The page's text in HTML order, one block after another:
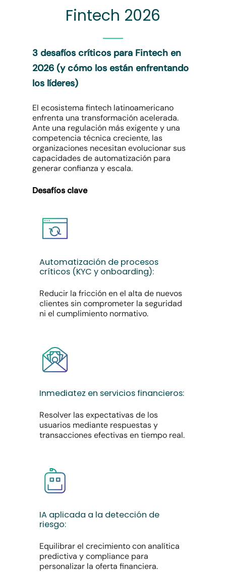
Fintech 2026
3 desafíos críticos para Fintech en
2026 (y cómo los están enfrentando
los líderes)
El ecosistema fintech latinoamericano
enfrenta una transformación acelerada.
Ante una regulación más exigente y una
competencia técnica creciente, las
organizaciones necesitan evolucionar sus
capacidades de automatización para
generar confianza y escala.
Desafíos clave
Automatización de procesos
críticos (KYC y onboarding):
Reducir la fricción en el alta de nuevos
clientes sin comprometer la seguridad
ni el cumplimiento normativo.
Inmediatez en servicios financieros:
Resolver las expectativas de los
usuarios mediante respuestas y
transacciones efectivas en tiempo real.
IA aplicada a la detección de
riesgo:
Equilibrar el crecimiento con analítica
predictiva y compliance para
personalizar la oferta financiera.